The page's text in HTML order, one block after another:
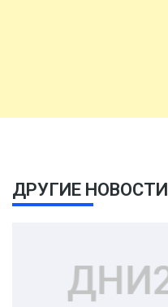
ДРУГИЕ НОВОСТИ